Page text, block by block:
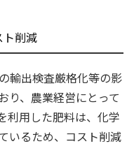
ト削減
輸出検査厳格化等の影
り、農業経営にとって
利用した肥料は、化学
いるため、コスト削減